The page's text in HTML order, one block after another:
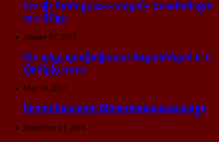
កែម ឡី៖ ចិន​នាំ​កម្ពុជា​យក​«កោះ​ត្រល់» ឯ​អាមេរិក​នាំ​កម្ពុជា​
យក​«នីតិរដ្ឋ»
January 07, 2015
ប៉ែន សុវណ្ណ គ្រោង​ប្តឹង​វៀតណាម និង​អ្នក​ពាក់​ព័ន្ធ​ទៅ ICC
រឿង​បំភ្លៃ​ថ្ងៃ ៧​មករា
May 16, 2017
ថៃ​ព្រមាន​បិត​ហ្វេសប៊ុក ជុំ​វិញ​រូបភាព​អាស្រូវ​របស់​ស្ដេច​ខ្លួន
September 13, 2016